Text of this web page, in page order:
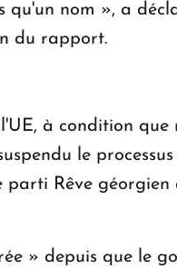
qu'un nom », a
du rapport.
à condition que
le
parti Rêve
» depuis que le